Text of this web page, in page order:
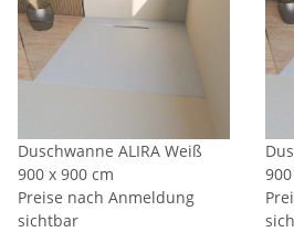
Duschwanne ALIRA Weiß
900 x 900 cm
Preise nach Anmeldung
sichtbar